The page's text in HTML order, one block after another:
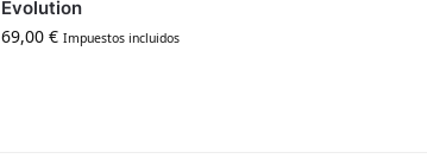
Evolution
69,00 € Impuestos incluidos